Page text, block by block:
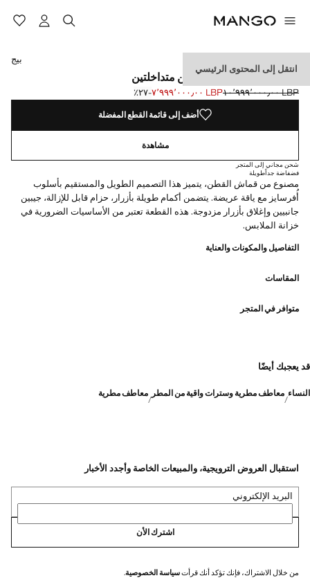
انتقل إلى المحتوى الرئيسي
معطف مطر طويل بطبقتين متداخلتين
السعر الأول محذوف [LBP ١٠٬٩٩٩٬٠٠٠٫٠٠ ]
LBP ١٠٬٩٩٩٬٠٠٠٫٠٠
السعر الحالي [LBP ٧٬٩٩٩٬٠٠٠٫٠٠ ] LBP ٧٬٩٩٩٬٠٠٠٫٠٠ ؜-٢٧٪؜
حدد اللون
اللون أسمر ضارب إلى الصفرة
تم اختيار اللون بيج
بيج
أضف إلى قائمة القطع المفضلة
مشاهدة
شحن مجاني إلى المتجر
فضفاضة جداًطويلة
مصنوع من قماش القطن، يتميز هذا التصميم الطويل والمستقيم بأسلوب
أُفرسايز مع ياقة عريضة. يتضمن أكمام طويلة بأزرار، حزام قابل للإزالة، جيبين
جانبيين وإغلاق بأزرار مزدوجة. هذه القطعة تعتبر من الأساسيات الضرورية في
خزانة الملابس.
التفاصيل والمكونات والعناية
المقاسات
متوافر في المتجر
قد يعجبك أيضًا
النساء معاطف مطرية وسترات واقية من المطر معاطف مطرية
استقبال العروض الترويجية، والمبيعات الخاصة وأجدد الأخبار
البريد الإلكتروني
اشترك الأن
من خلال الاشتراك، فإنك تؤكد أنك قرأتسياسة الخصوصية.